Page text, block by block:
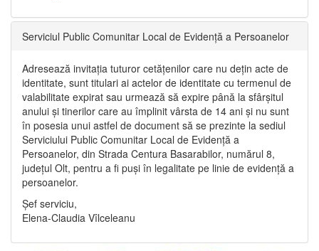
Serviciul Public Comunitar Local de Evidență a Persoanelor
Adresează invitația tuturor cetățenilor care nu dețin acte de
identitate, sunt titulari ai actelor de identitate cu termenul de
valabilitate expirat sau urmează să expire până la sfârșitul
anului și tinerilor care au împlinit vârsta de 14 ani și nu sunt
în posesia unui astfel de document să se prezinte la sediul
Serviciului Public Comunitar Local de Evidență a
Persoanelor, din Strada Centura Basarabilor, numărul 8,
județul Olt, pentru a fi puși în legalitate pe linie de evidență a
persoanelor.
Șef serviciu,
Elena-Claudia Vîlceleanu